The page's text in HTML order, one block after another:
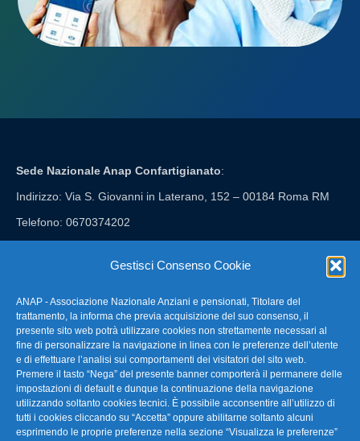
Gestisci Consenso Cookie
ANAP - Associazione Nazionale Anziani e pensionati, Titolare del
trattamento, la informa che previa acquisizione del suo consenso, il
presente sito web potrà utilizzare cookies non strettamente necessari al
fine di personalizzare la navigazione in linea con le preferenze dell’utente
e di effettuare l’analisi sui comportamenti dei visitatori del sito web.
Premere il tasto “Nega” del presente banner comporterà il permanere delle
impostazioni di default e dunque la continuazione della navigazione
utilizzando soltanto cookies tecnici. È possibile acconsentire all’utilizzo di
tutti i cookies cliccando su “Accetta” oppure abilitarne soltanto alcuni
esprimendo le proprie preferenze nella sezione “Visualizza le preferenze”
Sede Nazionale Anap Confartigianato:
Indirizzo: Via S. Giovanni in Laterano, 152 – 00184 Roma RM
Telefono: 0670374202
FAQ – Domande Frequenti
La nostra Newsletter
Link Utili
TG Confartigianato